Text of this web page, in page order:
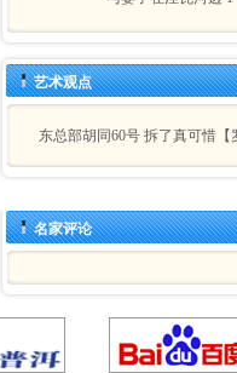
艺术观点
东总部胡同60号 拆了真可惜【
名家评论